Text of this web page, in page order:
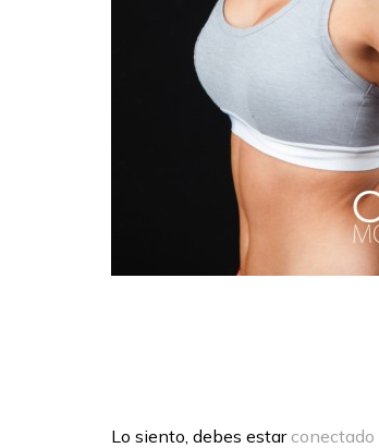
Lo siento, debes estar conectado